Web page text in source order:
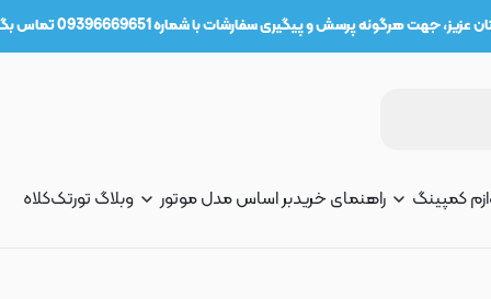
جهت هرگونه پرسش و پیگیری سفارشات با شماره 09396669651 تماس بگیرید.
کمپینگ راهنمای خریدبر اساس مدل موتور وبلاگ تورتککلاه